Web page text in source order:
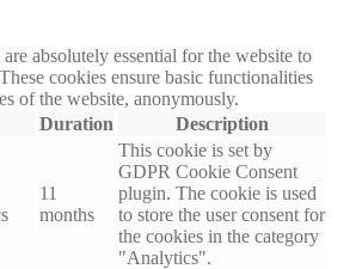
absolutely essential for the website to
cookies ensure basic functionalities
of the website, anonymously.
Duration Description
11
months
This cookie is set by
GDPR Cookie Consent
plugin. The cookie is used
to store the user consent for
the cookies in the category
"Analytics".